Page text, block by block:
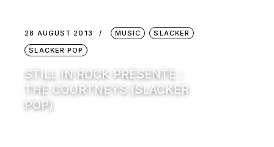
28 AUGUST 2013 MUSIC
SLACKER
SLACKER POP
STILL IN ROCK PRÉSENTE :
THE COURTNEYS (SLACKER
POP)